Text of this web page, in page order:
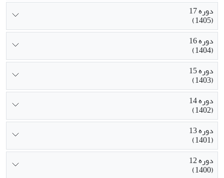
دوره 17
(1405)
دوره 16
(1404)
دوره 15
(1403)
دوره 14
(1402)
دوره 13
(1401)
دوره 12
(1400)